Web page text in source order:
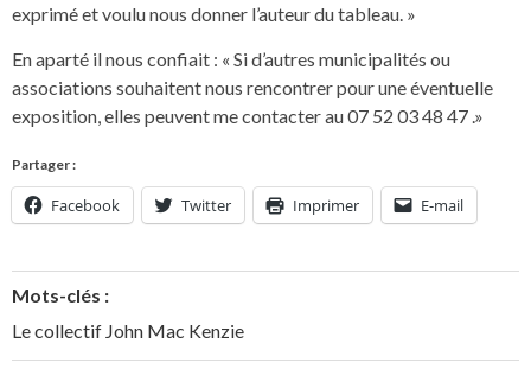
exprimé et voulu nous donner l’auteur du tableau. »
En aparté il nous confiait : « Si d’autres municipalités ou
associations souhaitent nous rencontrer pour une éventuelle
exposition, elles peuvent me contacter au 07 52 03 48 47 .»
Partager :
Facebook Twitter Imprimer E-mail
Mots-clés :
Le collectif John Mac Kenzie